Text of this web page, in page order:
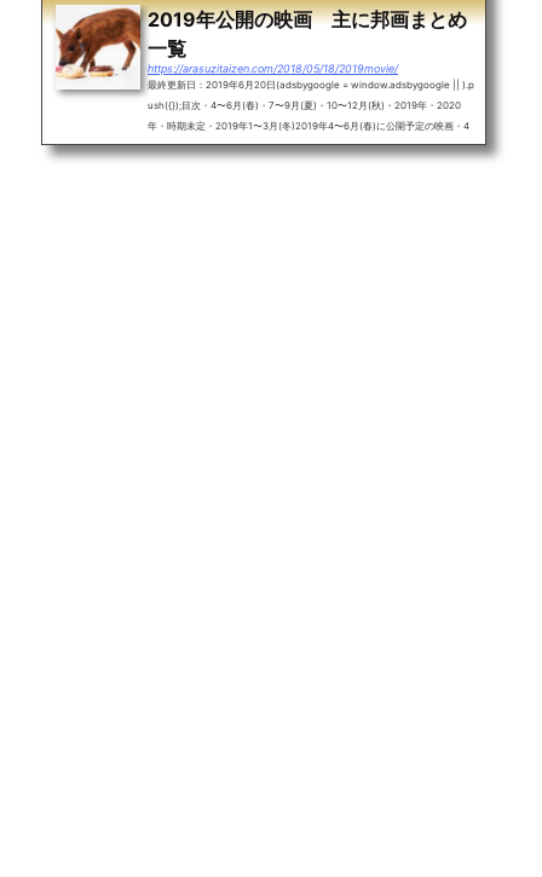
2019年公開の映画 主に邦画まとめ
一覧
https://arasuzitaizen.com/2018/05/18/2019movie/
最終更新日：2019年6月20日(adsbygoogle = window.adsbygoogle || ).p
ush({});目次・4〜6月(春)・7〜9月(夏)・10〜12月(秋)・2019年・2020
年・時期未定・2019年1〜3月(冬)2019年4〜6月(春)に公開予定の映画・4
月の君、スピカ。(君スピ)映画公開日：2019年4月5日キャスト：福原遥、